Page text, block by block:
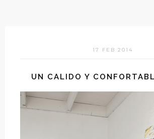
17 FEB 2014
UN CALIDO Y